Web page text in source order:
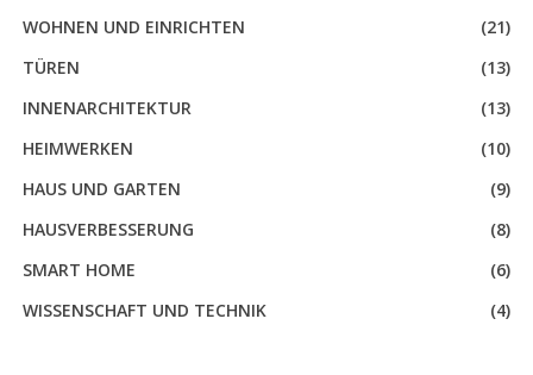
WOHNEN UND EINRICHTEN
(21)
TÜREN
(13)
INNENARCHITEKTUR
(13)
HEIMWERKEN
(10)
HAUS UND GARTEN
(9)
HAUSVERBESSERUNG
(8)
SMART HOME
(6)
WISSENSCHAFT UND TECHNIK
(4)